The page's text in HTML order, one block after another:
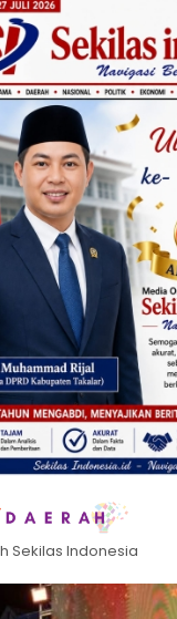
Sekilas Indonesia